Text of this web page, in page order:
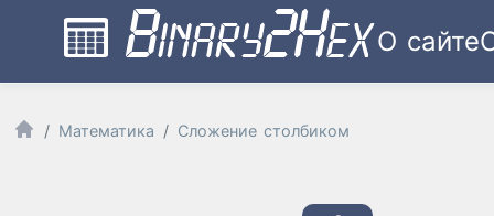
О сайте
Математика Сложение столбиком